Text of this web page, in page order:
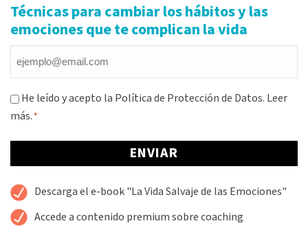
Técnicas para cambiar los hábitos y las
emociones que te complican la vida
Consentimiento
*
He leído y acepto la Política de Protección de Datos. Leer
más.*
Alternative:
Descarga el e-book "La Vida Salvaje de las Emociones"
Accede a contenido premium sobre coaching